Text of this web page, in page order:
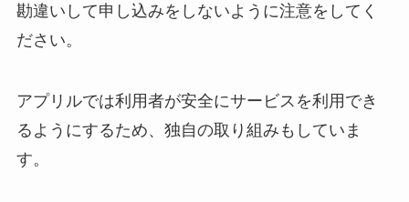
勘違いして申し込みをしないように注意をしてく
ださい。
アプリルでは利用者が安全にサービスを利用でき
るようにするため、独自の取り組みもしていま
す。